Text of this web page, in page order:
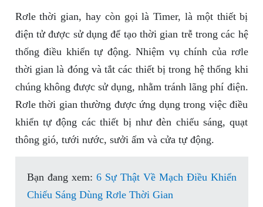
Rơle thời gian, hay còn gọi là Timer, là một thiết bị
điện tử được sử dụng để tạo thời gian trễ trong các hệ
thống điều khiển tự động. Nhiệm vụ chính của rơle
thời gian là đóng và tắt các thiết bị trong hệ thống khi
chúng không được sử dụng, nhằm tránh lãng phí điện.
Rơle thời gian thường được ứng dụng trong việc điều
khiển tự động các thiết bị như đèn chiếu sáng, quạt
thông gió, tưới nước, sưởi ấm và cửa tự động.
Bạn đang xem: 6 Sự Thật Về Mạch Điều Khiển
Chiếu Sáng Dùng Rơle Thời Gian